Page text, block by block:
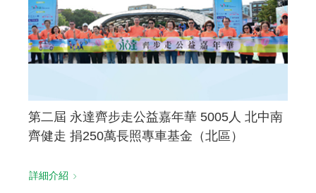
第二屆 永達齊步走公益嘉年華 5005人 北中南
齊健走 捐250萬長照專車基金（北區）
詳細介紹